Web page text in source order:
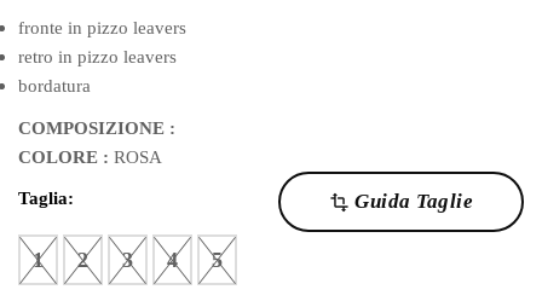
fronte in pizzo leavers
retro in pizzo leavers
bordatura
COMPOSIZIONE :
COLORE : ROSA
transform Guida Taglie
Taglia:
1 2 3 4 5